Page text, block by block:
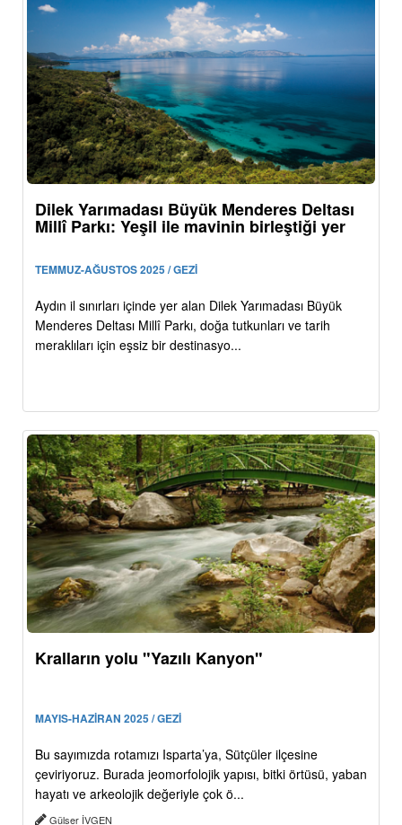
Dilek Yarımadası Büyük Menderes Deltası
Millî Parkı: Yeşil ile mavinin birleştiği yer
TEMMUZ-AĞUSTOS 2025 / GEZİ
Aydın il sınırları içinde yer alan Dilek Yarımadası Büyük
Menderes Deltası Millî Parkı, doğa tutkunları ve tarih
meraklıları için eşsiz bir destinasyo...
Kralların yolu "Yazılı Kanyon"
MAYIS-HAZİRAN 2025 / GEZİ
Bu sayımızda rotamızı Isparta’ya, Sütçüler ilçesine
çeviriyoruz. Burada jeomorfolojik yapısı, bitki örtüsü, yaban
hayatı ve arkeolojik değeriyle çok ö...
Gülser İVGEN